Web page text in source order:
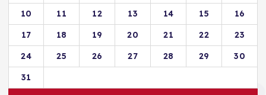
10
11 12 13 14 15
16
17
18 19 20 21 22
23
24
25 26 27 28 29
30
31